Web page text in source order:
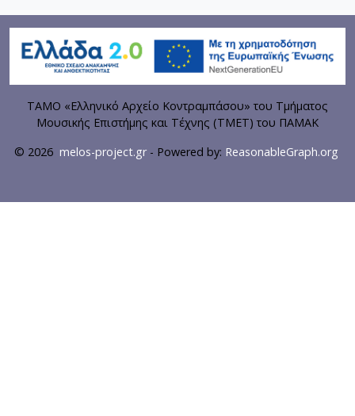
ΤΑΜΟ «Ελληνικό Αρχείο Κοντραμπάσου» του Τμήματος
Μουσικής Επιστήμης και Τέχνης (ΤΜΕΤ) του ΠΑΜΑΚ
© 2026 melos-project.gr- Powered by: ReasonableGraph.org